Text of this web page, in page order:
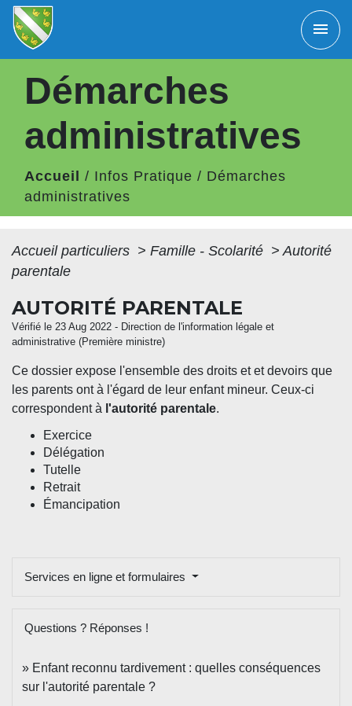
menu
Démarches
administratives
Accueil / Infos Pratique / Démarches
administratives
Accueil particuliers > Famille - Scolarité > Autorité
parentale
AUTORITÉ PARENTALE
Vérifié le 23 Aug 2022 - Direction de l'information légale et
administrative (Première ministre)
Ce dossier expose l'ensemble des droits et et devoirs que
les parents ont à l'égard de leur enfant mineur. Ceux-ci
correspondent à l'autorité parentale.
Exercice
Délégation
Tutelle
Retrait
Émancipation
Services en ligne et formulaires
Questions ? Réponses !
Enfant reconnu tardivement : quelles conséquences
sur l'autorité parentale ?